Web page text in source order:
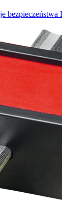
bezpieczeństwa